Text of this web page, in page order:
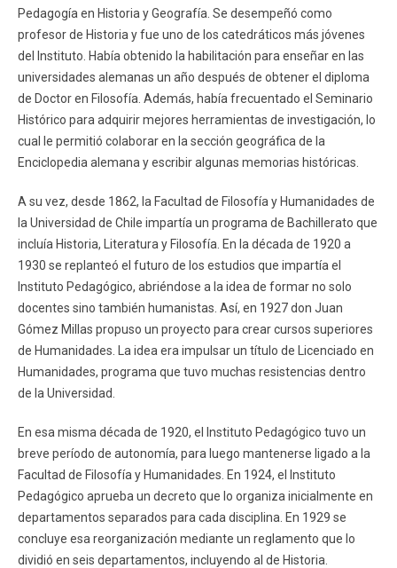
Pedagogía en Historia y Geografía. Se desempeñó como
profesor de Historia y fue uno de los catedráticos más jóvenes
del Instituto. Había obtenido la habilitación para enseñar en las
universidades alemanas un año después de obtener el diploma
de Doctor en Filosofía. Además, había frecuentado el Seminario
Histórico para adquirir mejores herramientas de investigación, lo
cual le permitió colaborar en la sección geográfica de la
Enciclopedia alemana y escribir algunas memorias históricas.
A su vez, desde 1862, la Facultad de Filosofía y Humanidades de
la Universidad de Chile impartía un programa de Bachillerato que
incluía Historia, Literatura y Filosofía. En la década de 1920 a
1930 se replanteó el futuro de los estudios que impartía el
Instituto Pedagógico, abriéndose a la idea de formar no solo
docentes sino también humanistas. Así, en 1927 don Juan
Gómez Millas propuso un proyecto para crear cursos superiores
de Humanidades. La idea era impulsar un título de Licenciado en
Humanidades, programa que tuvo muchas resistencias dentro
de la Universidad.
En esa misma década de 1920, el Instituto Pedagógico tuvo un
breve período de autonomía, para luego mantenerse ligado a la
Facultad de Filosofía y Humanidades. En 1924, el Instituto
Pedagógico aprueba un decreto que lo organiza inicialmente en
departamentos separados para cada disciplina. En 1929 se
concluye esa reorganización mediante un reglamento que lo
dividió en seis departamentos, incluyendo al de Historia.